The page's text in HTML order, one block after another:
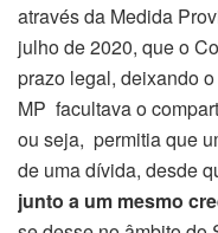
através da Medida
julho de 2020, que o
prazo legal, deixando
MP facultava o
ou seja, permitia que
de uma dívida, desde
junto a um mesmo